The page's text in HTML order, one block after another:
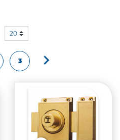
20
3 Suivant
